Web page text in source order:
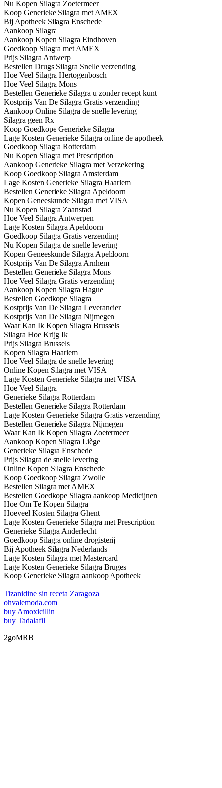
Nu Kopen Silagra Zoetermeer
Koop Generieke Silagra met AMEX
Bij Apotheek Silagra Enschede
Aankoop Silagra
Aankoop Kopen Silagra Eindhoven
Goedkoop Silagra met AMEX
Prijs Silagra Antwerp
Bestellen Drugs Silagra Snelle verzending
Hoe Veel Silagra Hertogenbosch
Hoe Veel Silagra Mons
Bestellen Generieke Silagra u zonder recept kunt
Kostprijs Van De Silagra Gratis verzending
Aankoop Online Silagra de snelle levering
Silagra geen Rx
Koop Goedkope Generieke Silagra
Lage Kosten Generieke Silagra online de apotheek
Goedkoop Silagra Rotterdam
Nu Kopen Silagra met Prescription
Aankoop Generieke Silagra met Verzekering
Koop Goedkoop Silagra Amsterdam
Lage Kosten Generieke Silagra Haarlem
Bestellen Generieke Silagra Apeldoorn
Kopen Geneeskunde Silagra met VISA
Nu Kopen Silagra Zaanstad
Hoe Veel Silagra Antwerpen
Lage Kosten Silagra Apeldoorn
Goedkoop Silagra Gratis verzending
Nu Kopen Silagra de snelle levering
Kopen Geneeskunde Silagra Apeldoorn
Kostprijs Van De Silagra Arnhem
Bestellen Generieke Silagra Mons
Hoe Veel Silagra Gratis verzending
Aankoop Kopen Silagra Hague
Bestellen Goedkope Silagra
Kostprijs Van De Silagra Leverancier
Kostprijs Van De Silagra Nijmegen
Waar Kan Ik Kopen Silagra Brussels
Silagra Hoe Krijg Ik
Prijs Silagra Brussels
Kopen Silagra Haarlem
Hoe Veel Silagra de snelle levering
Online Kopen Silagra met VISA
Lage Kosten Generieke Silagra met VISA
Hoe Veel Silagra
Generieke Silagra Rotterdam
Bestellen Generieke Silagra Rotterdam
Lage Kosten Generieke Silagra Gratis verzending
Bestellen Generieke Silagra Nijmegen
Waar Kan Ik Kopen Silagra Zoetermeer
Aankoop Kopen Silagra Liège
Generieke Silagra Enschede
Prijs Silagra de snelle levering
Online Kopen Silagra Enschede
Koop Goedkoop Silagra Zwolle
Bestellen Silagra met AMEX
Bestellen Goedkope Silagra aankoop Medicijnen
Hoe Om Te Kopen Silagra
Hoeveel Kosten Silagra Ghent
Lage Kosten Generieke Silagra met Prescription
Generieke Silagra Anderlecht
Goedkoop Silagra online drogisterij
Bij Apotheek Silagra Nederlands
Lage Kosten Silagra met Mastercard
Lage Kosten Generieke Silagra Bruges
Koop Generieke Silagra aankoop Apotheek
Tizanidine sin receta Zaragoza
ohvalemoda.com
buy Amoxicillin
buy Tadalafil
2goMRB